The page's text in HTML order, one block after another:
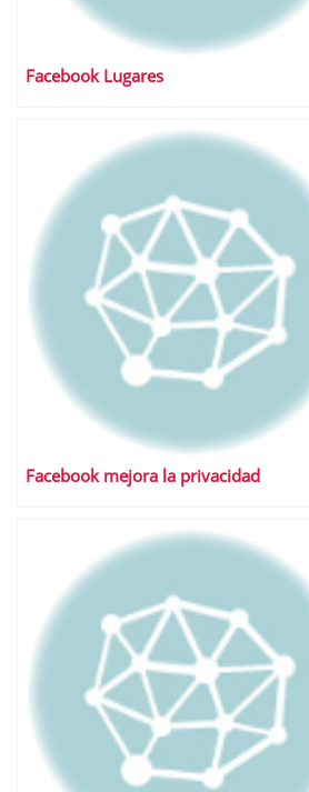
Facebook Lugares
Facebook mejora la privacidad